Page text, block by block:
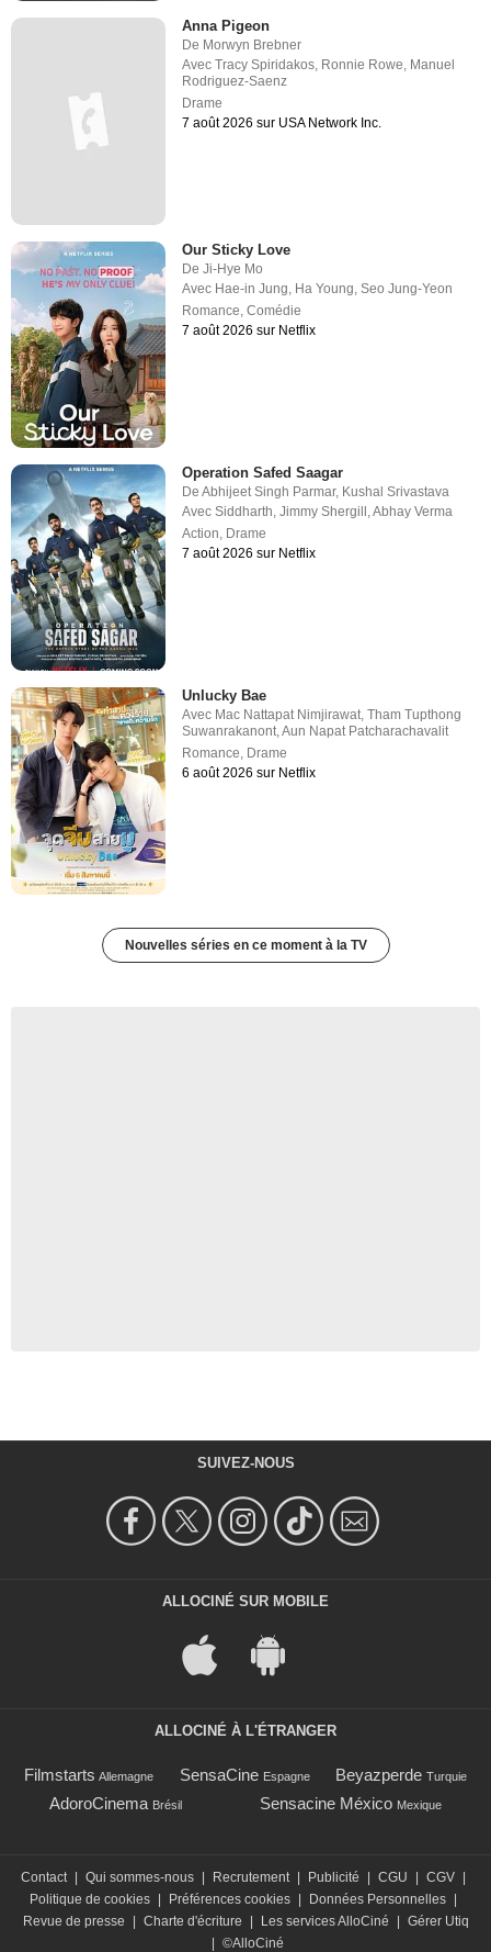
Anna Pigeon
De Morwyn Brebner
AvecTracy Spiridakos, Ronnie Rowe, Manuel
Rodriguez-Saenz
Drame
7 août 2026 sur USA Network Inc.
Our Sticky Love
DeJi-Hye Mo
Avec Hae-in Jung Ha Young ,Seo Jung-Yeon
Romance ,Comédie
7 août 2026 sur Netflix
Operation Safed Saagar
DeAbhijeet Singh Parmar, Kushal Srivastava
AvecSiddharth,Jimmy Shergill ,Abhay Verma
Action, Drame
7 août 2026 sur Netflix
Unlucky Bae
Avec Mac Nattapat Nimjirawat,Tham Tupthong
Suwanrakanont,Aun Napat Patcharachavalit
Romance, Drame
6 août 2026 sur Netflix
Nouvelles séries en ce moment à la TV
SUIVEZ-NOUS
ALLOCINÉ SUR MOBILE
ALLOCINÉ À L'ÉTRANGER
Filmstarts Allemagne SensaCine Espagne Beyazperde Turquie
AdoroCinema Brésil Sensacine México Mexique
Contact | Qui sommes-nous | Recrutement | Publicité | CGU | CGV |
Politique de cookies | Préférences cookies | Données Personnelles |
Revue de presse
| Charte d'écriture | Les services AlloCiné | Gérer Utiq
| ©AlloCiné